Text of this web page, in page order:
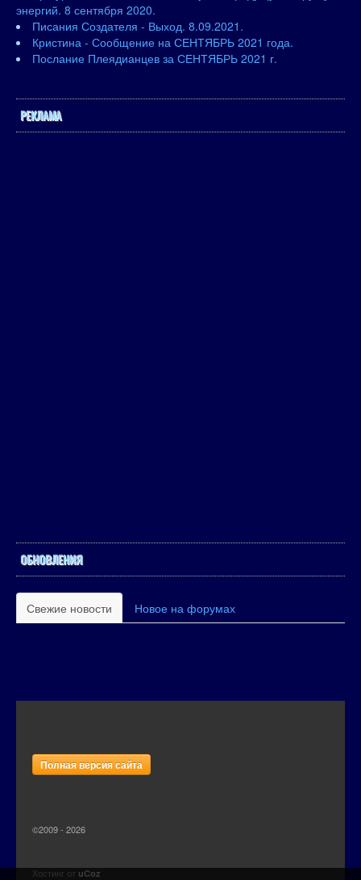
энергий. 8 сентября 2020.
Писания Создателя - Выход. 8.09.2021.
Кристина - Сообщение на СЕНТЯБРЬ 2021 года.
Послание Плеядианцев за СЕНТЯБРЬ 2021 г.
РЕКЛАМА
ОБНОВЛЕНИЯ
Свежие новости Новое на форумах
Полная версия сайта
©2009 - 2026
Хостинг от uCoz